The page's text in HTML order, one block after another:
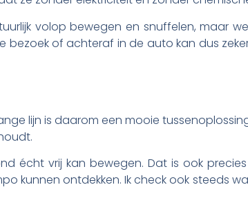
volop bewegen en snuffelen, maar
bezoek of achteraf in de auto kan dus
lijn is daarom een mooie
écht vrij kan bewegen. Dat is ook
kunnen ontdekken. Ik check ook steeds